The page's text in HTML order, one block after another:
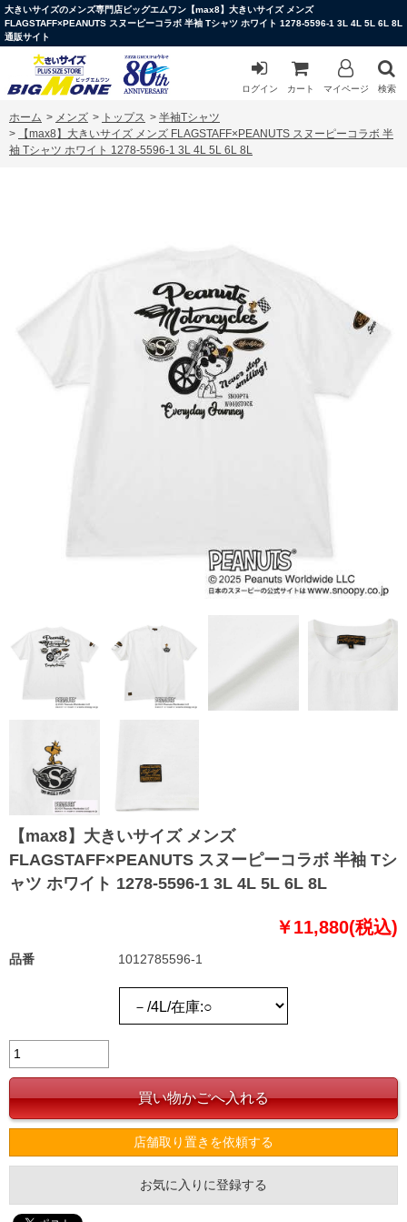
大きいサイズのメンズ専門店ビッグエムワン【max8】大きいサイズ メンズ
FLAGSTAFF×PEANUTS スヌーピーコラボ 半袖 Tシャツ ホワイト 1278-5596-1 3L 4L 5L 6L 8L
通販サイト
ログイン カート マイページ 検索
ホーム > メンズ > トップス > 半袖Tシャツ
>
【max8】大きいサイズ メンズ FLAGSTAFF×PEANUTS スヌーピーコラボ 半
袖 Tシャツ ホワイト 1278-5596-1 3L 4L 5L 6L 8L
【max8】大きいサイズ メンズ
FLAGSTAFF×PEANUTS スヌーピーコラボ 半袖 Tシ
ャツ ホワイト 1278-5596-1 3L 4L 5L 6L 8L
￥11,880(税込)
品番 1012785596-1
店舗取り置きを依頼する
お気に入りに登録する